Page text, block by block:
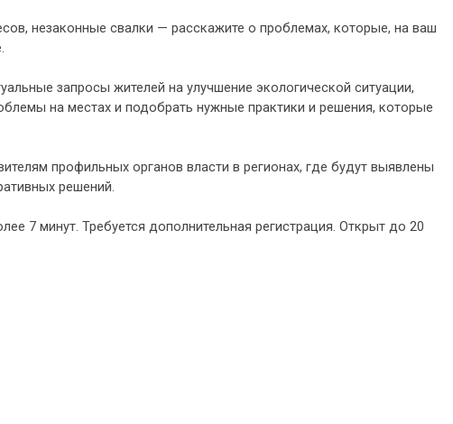
незаконные свалки — расскажите о проблемах, которые, на ваш
запросы жителей на улучшение экологической ситуации,
на местах и подобрать нужные практики и решения, которые
профильных органов власти в регионах, где будут выявлены
решений.
7 минут. Требуется дополнительная регистрация. Открыт до 20